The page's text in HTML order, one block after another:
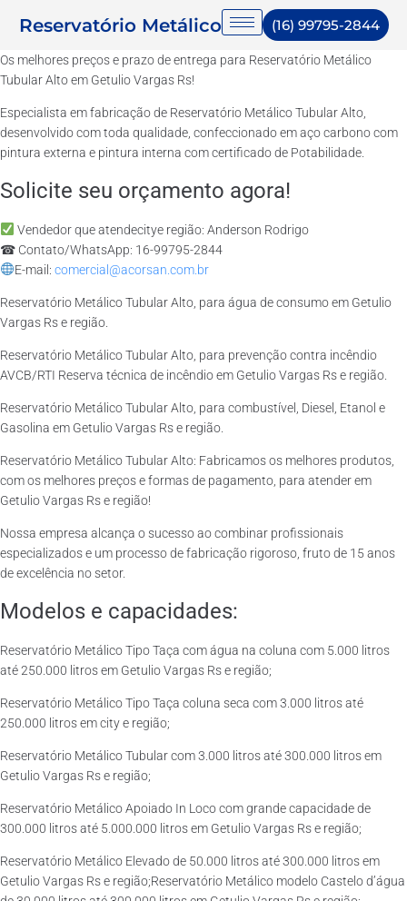
Reservatório Metálico (16) 99795-2844
Os melhores preços e prazo de entrega para Reservatório Metálico
Tubular Alto em Getulio Vargas Rs!
Especialista em fabricação de Reservatório Metálico Tubular Alto,
desenvolvido com toda qualidade, confeccionado em aço carbono com
pintura externa e pintura interna com certificado de Potabilidade.
Solicite seu orçamento agora!
Vendedor que atendecitye região: Anderson Rodrigo
☎ Contato/WhatsApp: 16-99795-2844
E-mail: comercial@acorsan.com.br
Reservatório Metálico Tubular Alto, para água de consumo em Getulio
Vargas Rs e região.
Reservatório Metálico Tubular Alto, para prevenção contra incêndio
AVCB/RTI Reserva técnica de incêndio em Getulio Vargas Rs e região.
Reservatório Metálico Tubular Alto, para combustível, Diesel, Etanol e
Gasolina em Getulio Vargas Rs e região.
Reservatório Metálico Tubular Alto: Fabricamos os melhores produtos,
com os melhores preços e formas de pagamento, para atender em
Getulio Vargas Rs e região!
Nossa empresa alcança o sucesso ao combinar profissionais
especializados e um processo de fabricação rigoroso, fruto de 15 anos
de excelência no setor.
Modelos e capacidades:
Reservatório Metálico Tipo Taça com água na coluna com 5.000 litros
até 250.000 litros em Getulio Vargas Rs e região;
Reservatório Metálico Tipo Taça coluna seca com 3.000 litros até
250.000 litros em city e região;
Reservatório Metálico Tubular com 3.000 litros até 300.000 litros em
Getulio Vargas Rs e região;
Reservatório Metálico Apoiado In Loco com grande capacidade de
300.000 litros até 5.000.000 litros em Getulio Vargas Rs e região;
Reservatório Metálico Elevado de 50.000 litros até 300.000 litros em
Getulio Vargas Rs e região;Reservatório Metálico modelo Castelo d’água